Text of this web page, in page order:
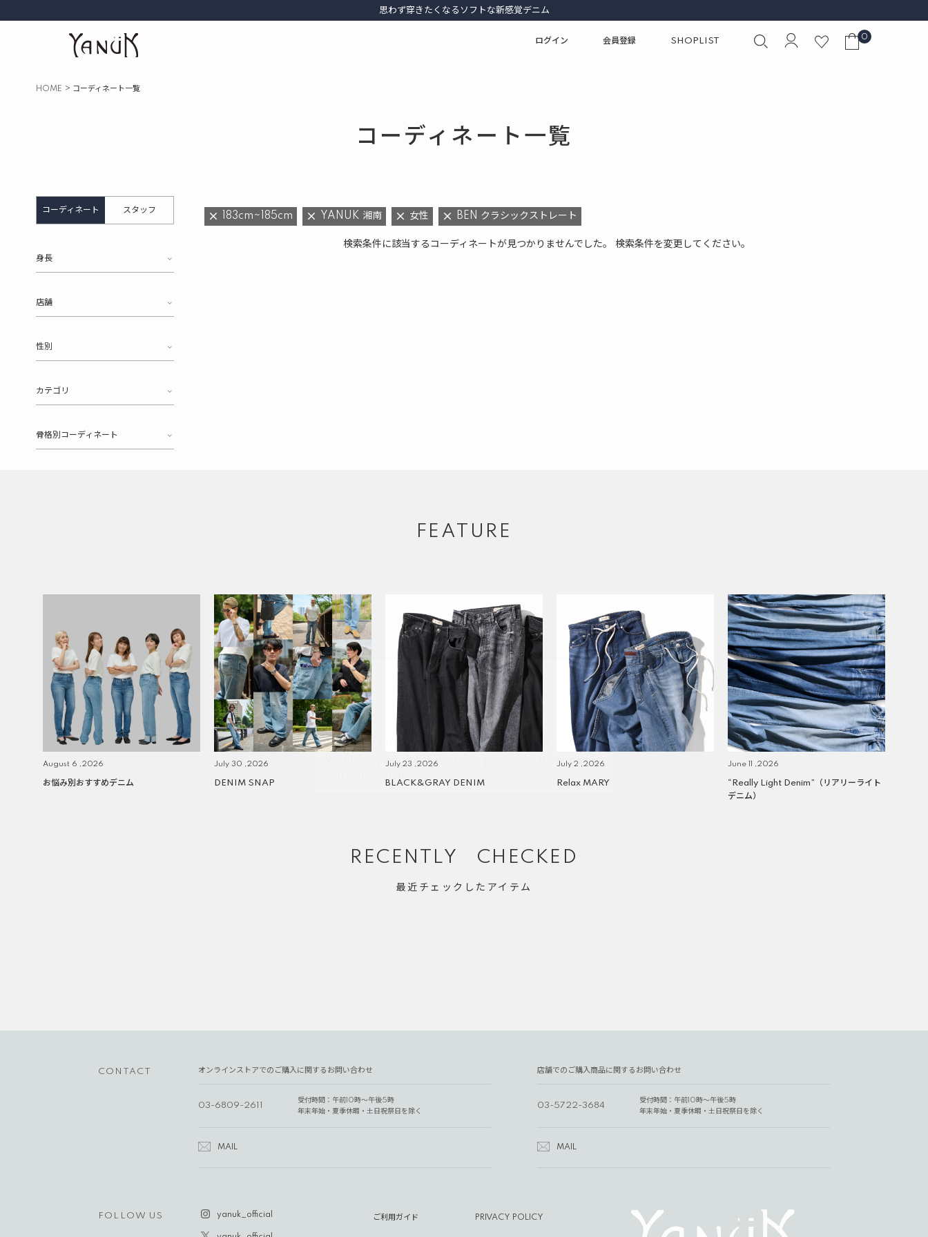
思わず穿きたくなるソフトな新感覚デニム
ログイン 会員登録 SHOPLIST 0
HOME コーディネート一覧
コーディネート一覧
コーディネート スタッフ
身長
店舗
性別
カテゴリ
骨格別コーディネート
183cm~185cm YANUK 湘南 女性 BEN クラシックストレート
検索条件に該当するコーディネートが見つかりませんでした。 検索条件を変更してください。
FEATURE
August 6 ,2026
お悩み別おすすめデニム
July 30 ,2026
DENIM SNAP
July 23 ,2026
BLACK&GRAY DENIM
July 2 ,2026
Relax MARY
June 11 ,2026
“Really Light Denim”（リアリーライト
デニム）
RECENTLY CHECKED
最近チェックしたアイテム
CONTACT オンラインストアでのご購入に関するお問い合わせ
03-6809-2611
受付時間：午前10時～午後5時
年末年始・夏季休暇・土日祝祭日を除く
MAIL
店舗でのご購入商品に関するお問い合わせ
03-5722-3684
受付時間：午前10時～午後5時
年末年始・夏季休暇・土日祝祭日を除く
MAIL
FOLLOW US yanuk_official ご利用ガイド PRIVACY POLICY